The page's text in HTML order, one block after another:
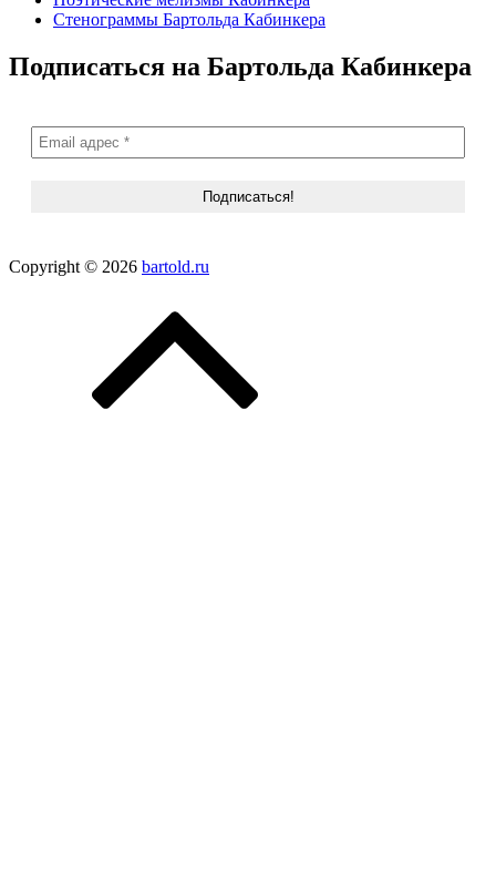
Стенограммы Бартольда Кабинкера
Подписаться на Бартольда Кабинкера
Copyright © 2026 bartold.ru